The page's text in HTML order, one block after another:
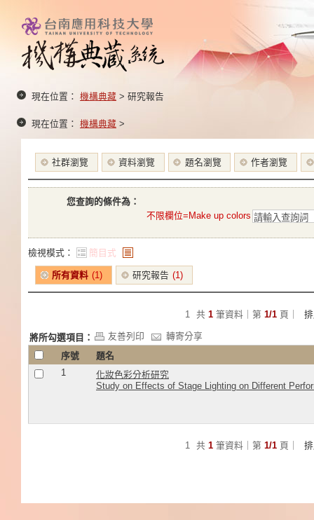
現在位置： 機構典藏 > 研究報告
現在位置： 機構典藏 >
社群瀏覽 資料瀏覽 題名瀏覽 作者瀏覽
您查詢的條件為：
不限欄位=Make up colors
檢視模式： 簡目式
所有資料 (1) 研究報告 (1)
1 共 1 筆資料｜第 1/1 頁｜
將所勾選項目： 友善列印
轉寄分享
序號
題名
1
化妝色彩分析研究
Study on Effects of Stage Lighting on Different
1 共 1 筆資料｜第 1/1 頁｜